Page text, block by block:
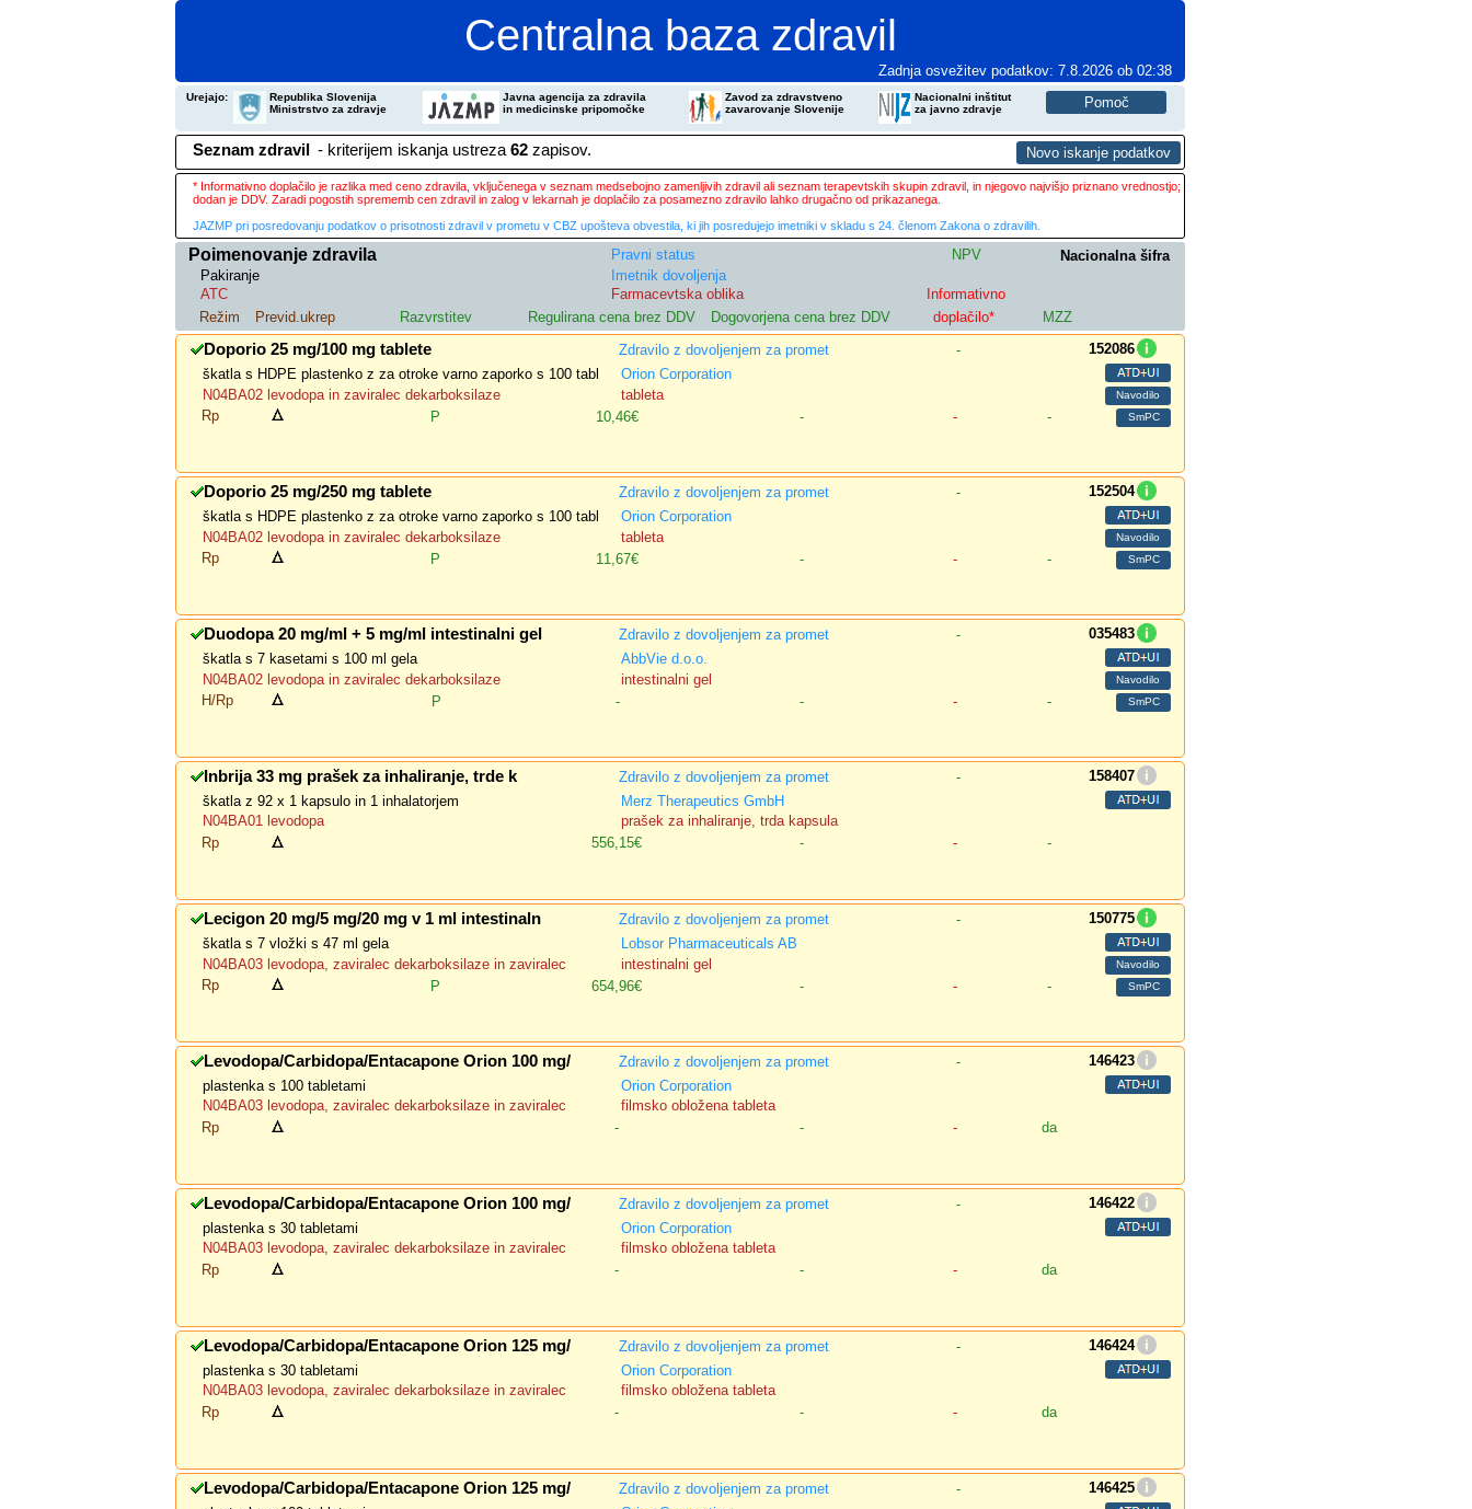
Centralna baza zdravil
Zadnja osvežitev podatkov: 7.8.2026 ob 02:38
Urejajo:
Republika Slovenija
Ministrstvo za zdravje
Javna agencija za zdravila
in medicinske pripomočke
Zavod za zdravstveno
zavarovanje Slovenije
Nacionalni inštitut
za javno zdravje
Seznam zdravil - kriterijem iskanja ustreza 62 zapisov.
* Informativno doplačilo je razlika med ceno zdravila, vključenega v seznam medsebojno zamenljivih zdravil ali seznam terapevtskih skupin zdravil, in njegovo najvišjo priznano vrednostjo;
dodan je DDV. Zaradi pogostih sprememb cen zdravil in zalog v lekarnah je doplačilo za posamezno zdravilo lahko drugačno od prikazanega.
JAZMP pri posredovanju podatkov o prisotnosti zdravil v prometu v CBZ upošteva obvestila, ki jih posredujejo imetniki v skladu s 24. členom Zakona o zdravilih.
Poimenovanje zdravila Pravni status NPV
Nacionalna šifra
Pakiranje
Imetnik dovoljenja
ATC
Farmacevtska oblika
Informativno
Režim
Previd.ukrep Razvrstitev Regulirana cena brez DDV Dogovorjena cena brez DDV doplačilo* MZZ
Doporio 25 mg/100 mg tablete Zdravilo z dovoljenjem za promet -
152086
škatla s HDPE plastenko z za otroke varno zaporko s 100 tabl
Orion Corporation
N04BA02 levodopa in zaviralec dekarboksilaze
tableta
Rp
P 10,46€ - - -
Doporio 25 mg/250 mg tablete Zdravilo z dovoljenjem za promet -
152504
škatla s HDPE plastenko z za otroke varno zaporko s 100 tabl
Orion Corporation
N04BA02 levodopa in zaviralec dekarboksilaze
tableta
Rp
P 11,67€ - - -
Duodopa 20 mg/ml + 5 mg/ml intestinalni gel Zdravilo z dovoljenjem za promet -
035483
škatla s 7 kasetami s 100 ml gela
AbbVie d.o.o.
N04BA02 levodopa in zaviralec dekarboksilaze
intestinalni gel
H/Rp
P - - - -
Inbrija 33 mg prašek za inhaliranje, trde k Zdravilo z dovoljenjem za promet -
158407
škatla z 92 x 1 kapsulo in 1 inhalatorjem
Merz Therapeutics GmbH
N04BA01 levodopa
prašek za inhaliranje, trda kapsula
Rp
556,15€ - - -
Lecigon 20 mg/5 mg/20 mg v 1 ml intestinaln Zdravilo z dovoljenjem za promet -
150775
škatla s 7 vložki s 47 ml gela
Lobsor Pharmaceuticals AB
N04BA03 levodopa, zaviralec dekarboksilaze in zaviralec
intestinalni gel
Rp
P 654,96€ - - -
Levodopa/Carbidopa/Entacapone Orion 100 mg/ Zdravilo z dovoljenjem za promet -
146423
plastenka s 100 tabletami
Orion Corporation
N04BA03 levodopa, zaviralec dekarboksilaze in zaviralec
filmsko obložena tableta
Rp
- - - da
Levodopa/Carbidopa/Entacapone Orion 100 mg/ Zdravilo z dovoljenjem za promet -
146422
plastenka s 30 tabletami
Orion Corporation
N04BA03 levodopa, zaviralec dekarboksilaze in zaviralec
filmsko obložena tableta
Rp
- - - da
Levodopa/Carbidopa/Entacapone Orion 125 mg/ Zdravilo z dovoljenjem za promet -
146424
plastenka s 30 tabletami
Orion Corporation
N04BA03 levodopa, zaviralec dekarboksilaze in zaviralec
filmsko obložena tableta
Rp
- - - da
Levodopa/Carbidopa/Entacapone Orion 125 mg/ Zdravilo z dovoljenjem za promet -
146425